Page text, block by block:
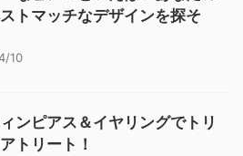
トマッチなデザインを探そ
10
ンピアス＆イヤリングでトリ
トリート！